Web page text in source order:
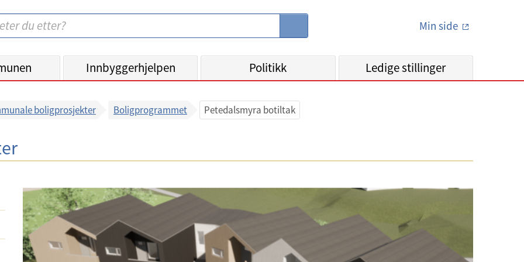
S
Min side
Innbyggerhjelpen Politikk Ledige stillinger
boligprosjekter Boligprogrammet Petedalsmyra botiltak